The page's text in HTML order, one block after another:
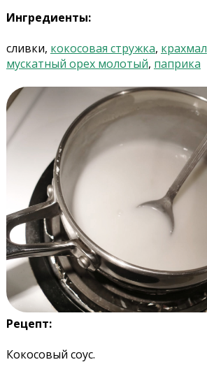
Ингредиенты:
сливки, кокосовая стружка, крахмал
мускатный орех молотый, паприка
Рецепт:
Кокосовый соус.